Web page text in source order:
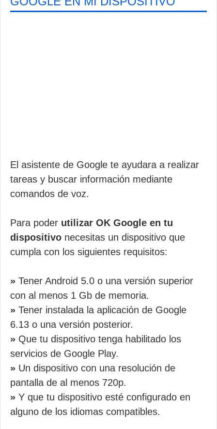
El asistente de Google te ayudara a realizar
tareas y buscar información mediante
comandos de voz.
Para poder utilizar OK Google en tu
dispositivo necesitas un dispositivo que
cumpla con los siguientes requisitos:
» Tener Android 5.0 o una versión superior
con al menos 1 Gb de memoria.
» Tener instalada la aplicación de Google
6.13 o una versión posterior.
» Que tu dispositivo tenga habilitado los
servicios de Google Play.
» Un dispositivo con una resolución de
pantalla de al menos 720p.
» Y que tu dispositivo esté configurado en
alguno de los idiomas compatibles.